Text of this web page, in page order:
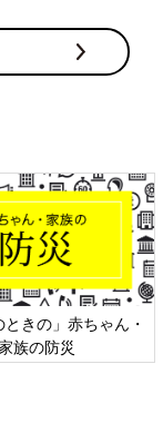
ときの」赤ちゃん・
族の防災